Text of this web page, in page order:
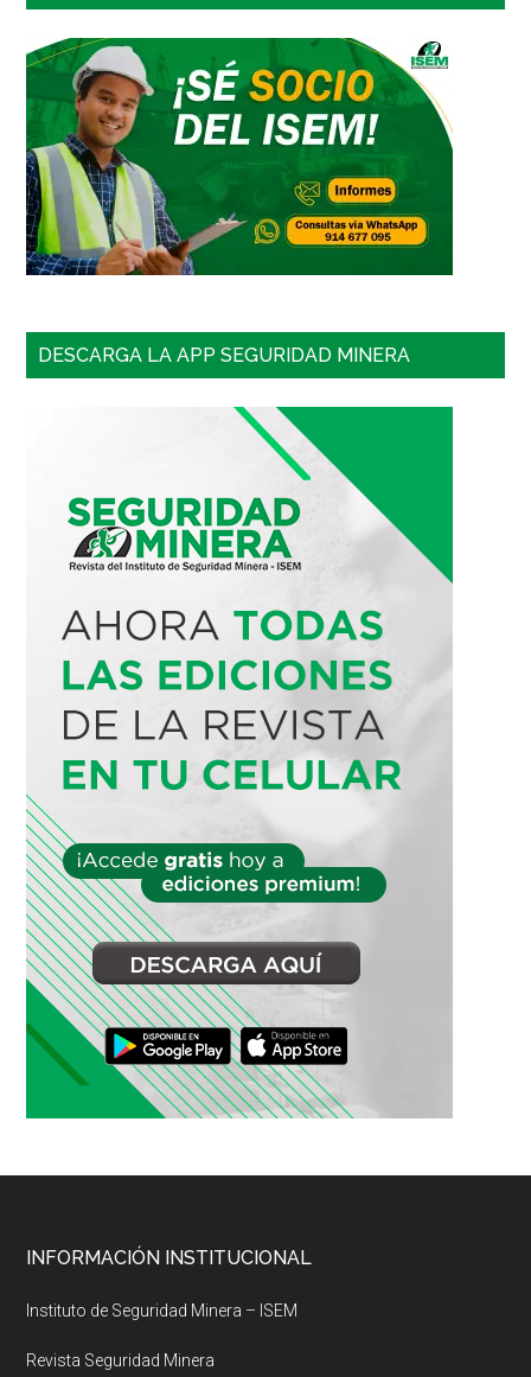
DESCARGA LA APP SEGURIDAD MINERA
Footer
INFORMACIÓN INSTITUCIONAL
Instituto de Seguridad Minera – ISEM
Revista Seguridad Minera